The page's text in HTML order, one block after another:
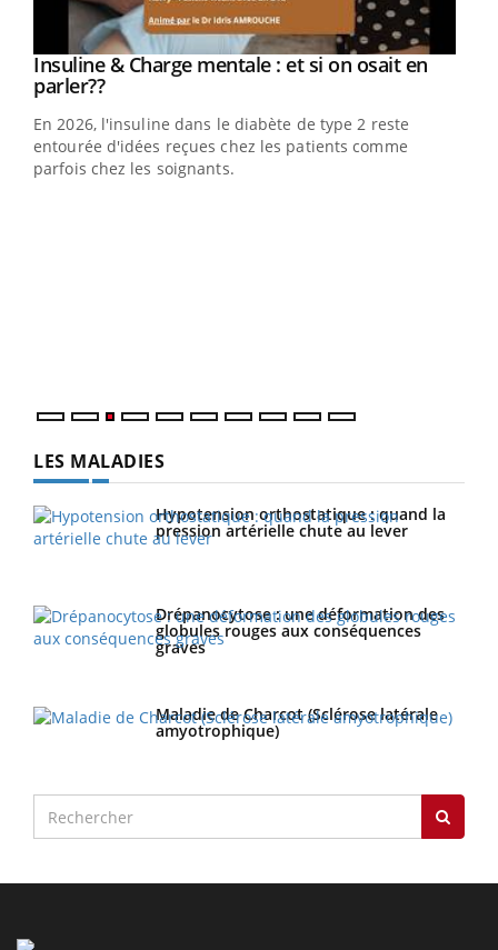
Youtube
Insuline & Charge mentale : et si on osait en
parler??Youtube
En 2026, l'insuline dans le diabète de type 2 reste
entourée d'idées reçues chez les patients comme
parfois chez les soignants.
LES MALADIES
Hypotension orthostatique : quand la
pression artérielle chute au lever
Drépanocytose : une déformation des
globules rouges aux conséquences
graves
Maladie de Charcot (Sclérose latérale
amyotrophique)